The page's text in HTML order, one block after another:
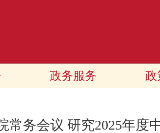
政务服务 政
常务会议 研究2025年度